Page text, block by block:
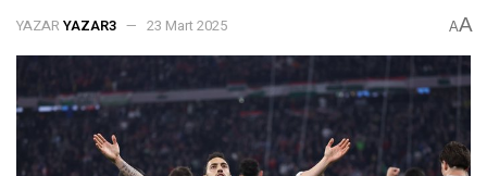
YAZAR YAZAR3 23 Mart 2025 AA